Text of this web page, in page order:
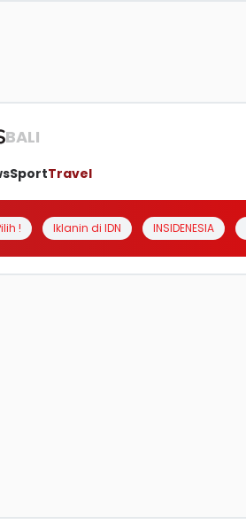
BALI
SportTravel
! Iklanin di IDN INSIDENESIA